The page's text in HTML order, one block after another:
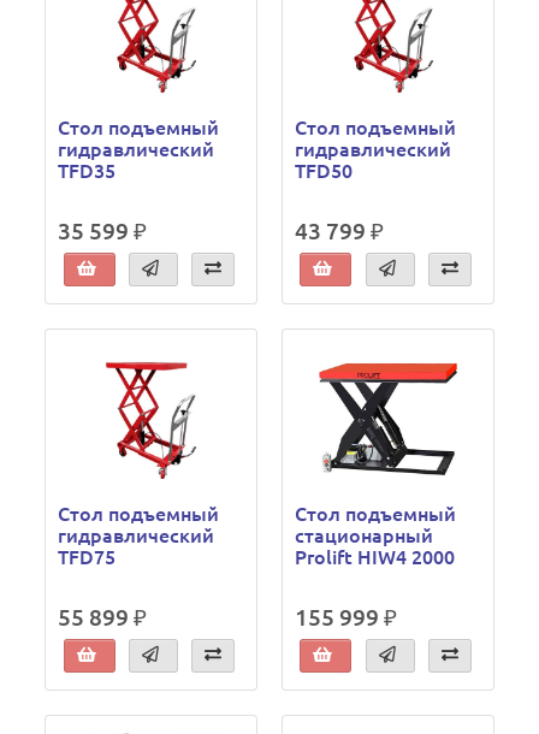
Стол подъемный
гидравлический
TFD35
35 599 ₽
Стол подъемный
гидравлический
TFD50
43 799 ₽
Стол подъемный
гидравлический
TFD75
55 899 ₽
Стол подъемный
стационарный
Prolift HIW4 2000
155 999 ₽